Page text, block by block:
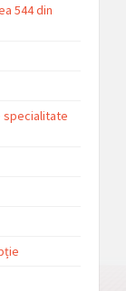
544 din
specialitate